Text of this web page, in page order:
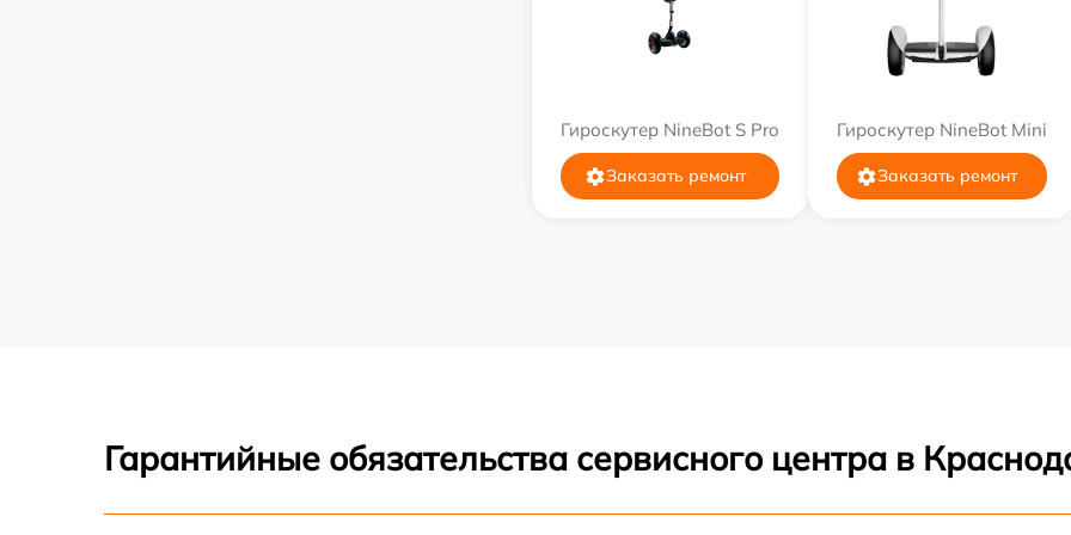
Гироскутер NineBot S Pro
Заказать ремонт
Гироскутер NineBot Mini
Заказать ремонт
Гарантийные обязательства сервисного центра в